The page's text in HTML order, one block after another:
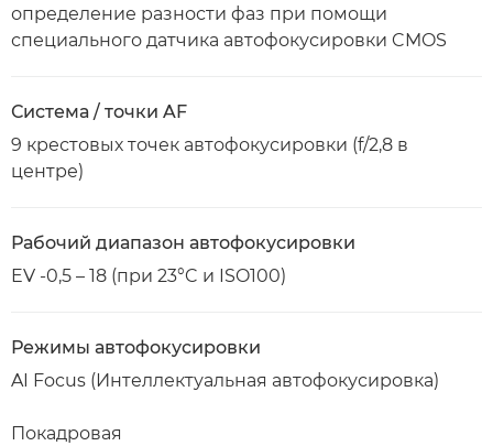
определение разности фаз при помощи
специального датчика автофокусировки CMOS
Система / точки AF
9 крестовых точек автофокусировки (f/2,8 в
центре)
Рабочий диапазон автофокусировки
EV -0,5 – 18 (при 23°C и ISO100)
Режимы автофокусировки
AI Focus (Интеллектуальная автофокусировка)
Покадровая